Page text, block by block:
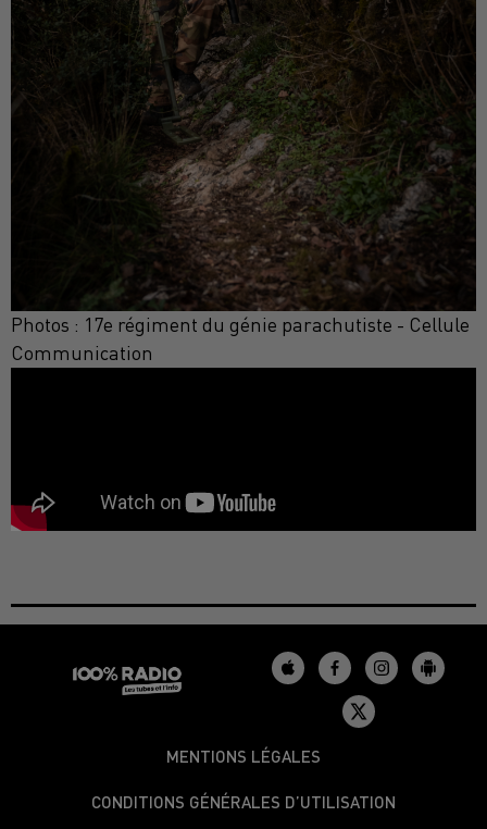
Photos : 17e régiment du génie parachutiste - Cellule
Communication
MENTIONS LÉGALES
CONDITIONS GÉNÉRALES D’UTILISATION